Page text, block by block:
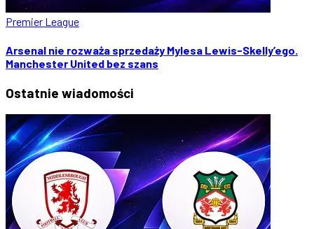
Premier League
Arsenal nie rozważa sprzedaży Mylesa Lewis-Skelly’ego.
Manchester United bez szans
Ostatnie wiadomości